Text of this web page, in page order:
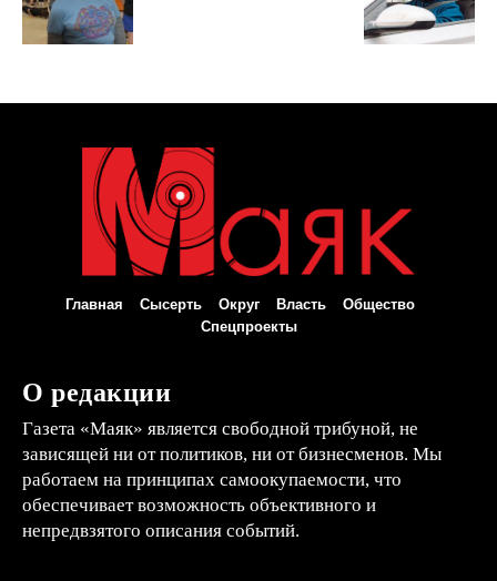
Главная Сысерть Округ Власть
Общество
Спецпроекты
О редакции
Газета «Маяк» является свободной трибуной, не
зависящей ни от политиков, ни от бизнесменов. Мы
работаем на принципах самоокупаемости, что
обеспечивает возможность объективного и
непредвзятого описания событий.